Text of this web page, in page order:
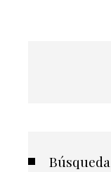
Búsqueda